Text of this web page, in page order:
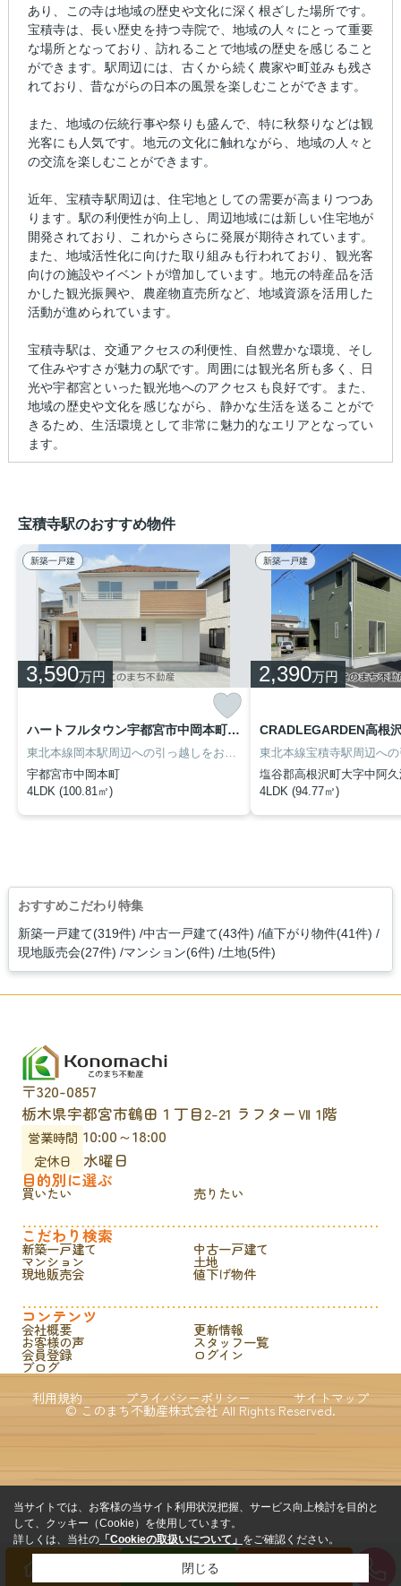
あり、この寺は地域の歴史や文化に深く根ざした場所です。
宝積寺は、長い歴史を持つ寺院で、地域の人々にとって重要
な場所となっており、訪れることで地域の歴史を感じること
ができます。駅周辺には、古くから続く農家や町並みも残さ
れており、昔ながらの日本の風景を楽しむことができます。
また、地域の伝統行事や祭りも盛んで、特に秋祭りなどは観
光客にも人気です。地元の文化に触れながら、地域の人々と
の交流を楽しむことができます。
近年、宝積寺駅周辺は、住宅地としての需要が高まりつつあ
ります。駅の利便性が向上し、周辺地域には新しい住宅地が
開発されており、これからさらに発展が期待されています。
また、地域活性化に向けた取り組みも行われており、観光客
向けの施設やイベントが増加しています。地元の特産品を活
かした観光振興や、農産物直売所など、地域資源を活用した
活動が進められています。
宝積寺駅は、交通アクセスの利便性、自然豊かな環境、そし
て住みやすさが魅力の駅です。周囲には観光名所も多く、日
光や宇都宮といった観光地へのアクセスも良好です。また、
地域の歴史や文化を感じながら、静かな生活を送ることがで
きるため、生活環境として非常に魅力的なエリアとなってい
ます。
宝積寺駅のおすすめ物件
新築一戸建
3,590万円
ハートフルタウン宇都宮市中岡本町3416番 B号棟
宇都宮市中岡本町
4LDK (100.81㎡)
新築一戸建
2,390万円
塩谷郡高根沢町大字中阿
4LDK (94.77㎡)
おすすめこだわり特集
新築一戸建て(319件) 中古一戸建て(43件) 値下がり物件(41件)
現地販売会(27件) マンション(6件) 土地(5件)
〒320-0857
栃木県宇都宮市鶴田１丁目2-21 ラフターⅦ 1階
営業時間 10:00～18:00
定休日
水曜日
目的別に選ぶ
買いたい 売りたい
こだわり検索
新築一戸建て 中古一戸建て
マンション 土地
現地販売会 値下げ物件
コンテンツ
会社概要 更新情報
お客様の声 スタッフ一覧
会員登録 ログイン
ブログ
利用規約
プライバシーポリシー サイトマップ
© このまち不動産株式会社 All Rights Reserved.
売りたい方
当サイトでは、お客様の当サイト利用状況把握、サービス向上検討を目的と
して、クッキー（Cookie）を使用しています。
詳しくは、当社の 「Cookieの取扱いについて」 をご確認ください。
閉じる